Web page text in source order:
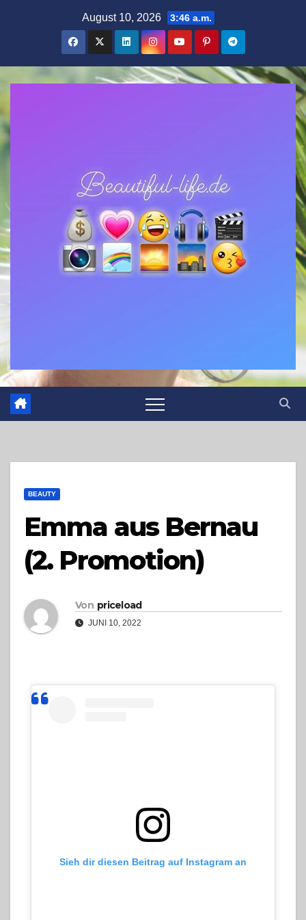
August 10, 2026 3:46 a.m.
BEAUTY
Emma aus Bernau
(2. Promotion)
Von priceload
JUNI 10, 2022
Sieh dir diesen Beitrag auf Instagram an